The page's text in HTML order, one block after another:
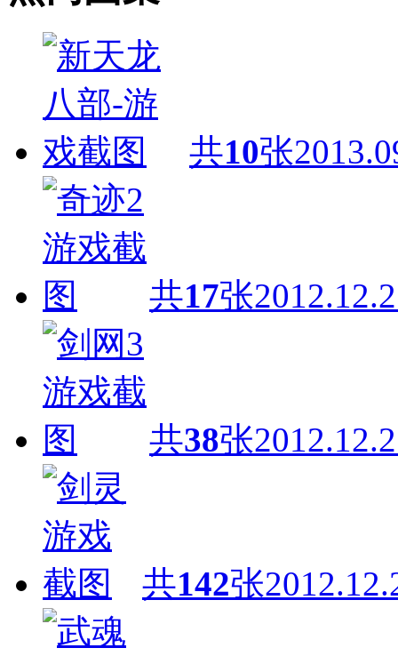
共10张
共17张
共38张
共142张